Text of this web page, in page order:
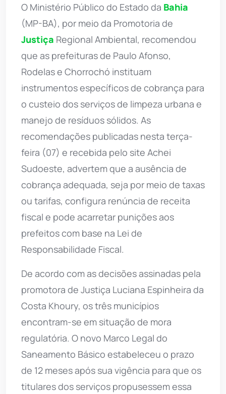
O Ministério Público do Estado da Bahia
(MP-BA), por meio da Promotoria de
Justiça Regional Ambiental, recomendou
que as prefeituras de Paulo Afonso,
Rodelas e Chorrochó instituam
instrumentos específicos de cobrança para
o custeio dos serviços de limpeza urbana e
manejo de resíduos sólidos. As
recomendações publicadas nesta terça-
feira (07) e recebida pelo site Achei
Sudoeste, advertem que a ausência de
cobrança adequada, seja por meio de taxas
ou tarifas, configura renúncia de receita
fiscal e pode acarretar punições aos
prefeitos com base na Lei de
Responsabilidade Fiscal.
De acordo com as decisões assinadas pela
promotora de Justiça Luciana Espinheira da
Costa Khoury, os três municípios
encontram-se em situação de mora
regulatória. O novo Marco Legal do
Saneamento Básico estabeleceu o prazo
de 12 meses após sua vigência para que os
titulares dos serviços propusessem essa